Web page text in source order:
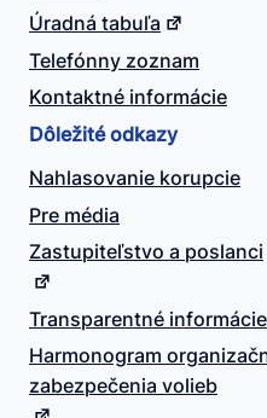
Úradná tabuľa
Telefónny zoznam
Kontaktné informácie
Dôležité odkazy
Nahlasovanie korupcie
Pre média
Zastupiteľstvo a poslanci
Transparentné informácie
Harmonogram
zabezpečenia volieb